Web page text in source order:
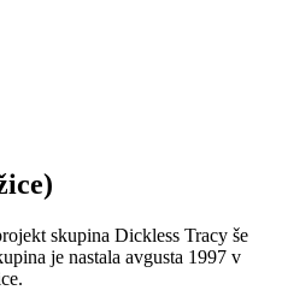
skupina Dickless Tracy še
je nastala avgusta 1997 v